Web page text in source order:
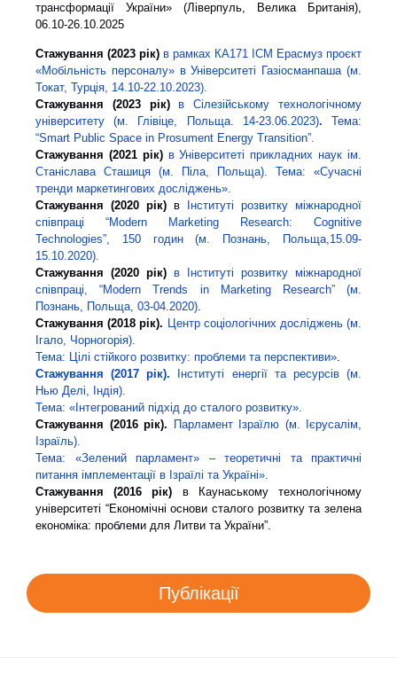
трансформації України» (Ліверпуль, Велика Британія),
06.10-26.10.2025
Стажування (2023 рік) в рамках КА171 ІСМ Ерасмуз проєкт
«Мобільність персоналу» в Університеті Газіосманпаша (м.
Токат, Турція, 14.10-22.10.2023).
Стажування (2023 рік) в Сілезійському технологічному
університету (м. Глівіце, Польща. 14-23.06.2023).Тема:
“Smart Public Space in Prosument Energy Transition”.
Стажування (2021 рік) в Університеті прикладних наук ім.
Станіслава Сташиця (м. Піла, Польща). Тема: «Сучасні
тренди маркетингових досліджень».
Стажування (2020 рік) в
Інституті розвитку міжнародної
співпраці “Modern Marketing Research: Cognitive
Technologies”, 150 годин (м. Познань, Польща,15.09-
15.10.2020).
Стажування (2020 рік) в Інституті розвитку міжнародної
співпраці,“Modern Trends in Marketing Research”
(м.
Познань, Польща, 03-04.2020).
Стажування (2018 рік). Центр соціологічних досліджень (м.
Ігало, Чорногорія).
Тема: Цілі стійкого розвитку: проблеми та перспективи».
Стажування (2017 рік). Інституті енергії та ресурсів (м.
Нью Делі, Індія).
Тема: «Інтегрований підхід до сталого розвитку».
Стажування (2016 рік).
Парламент Ізраїлю (м. Ієрусалім,
Ізраїль).
Тема: «Зелений парламент» – теоретичні та практичні
питання імплементації в Ізраїлі та Україні».
Стажування
(2016 рік) в Каунаському технологічному
університеті “Економічні основи сталого розвитку та зелена
економіка: проблеми для Литви та України”.
Публікації